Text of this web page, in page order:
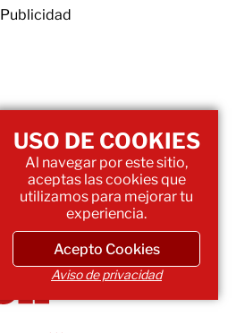
Publicidad
USO DE COOKIES
Al navegar por este sitio,
aceptas las cookies que
utilizamos para mejorar tu
experiencia.
Acepto Cookies
Aviso de privacidad